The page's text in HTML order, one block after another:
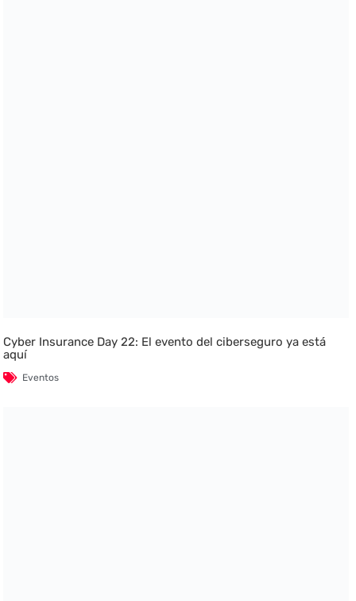
Cyber Insurance Day 22: El evento del ciberseguro ya está
aquí
Eventos